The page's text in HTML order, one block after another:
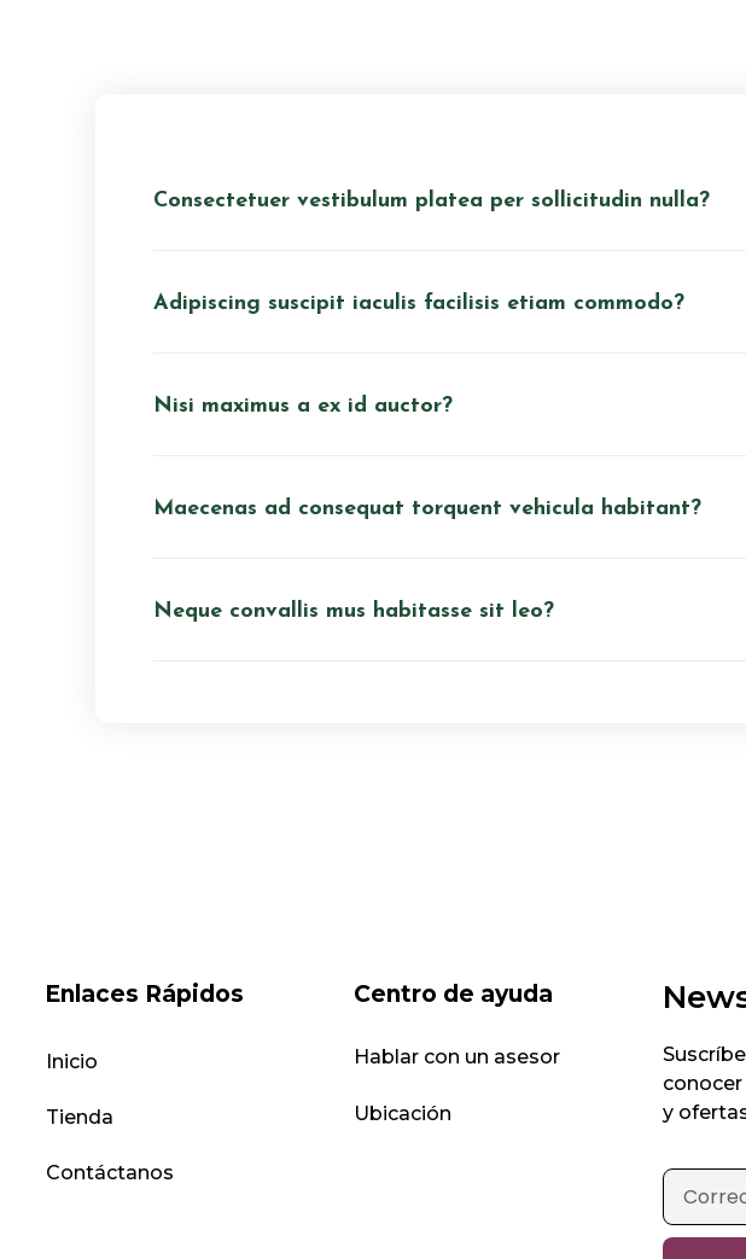
Consectetuer vestibulum platea per sollicitudin nulla?
Adipiscing suscipit iaculis facilisis etiam commodo?
Nisi maximus a ex id auctor?
Maecenas ad consequat torquent vehicula habitant?
Neque convallis mus habitasse sit leo?
Enlaces Rápidos
Inicio
Tienda
Contáctanos
Centro de ayuda
Hablar con un asesor
Ubicación
y